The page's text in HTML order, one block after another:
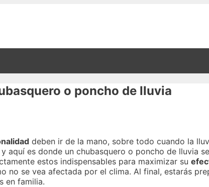
o poncho de lluvia
deben ir de la mano, sobre todo cuando la
aquí es donde un chubasquero o poncho de lluvia
estos indispensables para maximizar su
no se vea afectada por el clima. Al final, estarás
en familia.